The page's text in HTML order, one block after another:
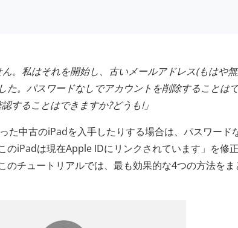
。私はそれを開始し、古いメールアドレス(もはや
。パスワードなしでアカウントを削除することは
することはできますか?どうも!」
中古のiPadを入手したりする場合は、パスワード
iPadは現在Apple IDにリンクされています」を修
チュートリアルでは、最も効果的な4つの方法をま